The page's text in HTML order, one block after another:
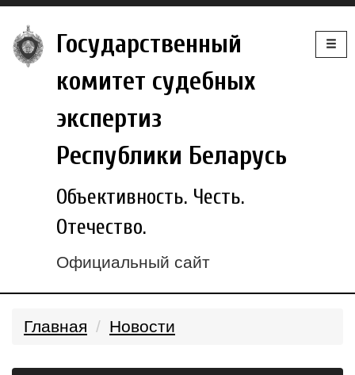
Государственный
комитет судебных
экспертиз
Республики Беларусь
Объективность. Честь.
Отечество.
Официальный сайт
Главная Новости